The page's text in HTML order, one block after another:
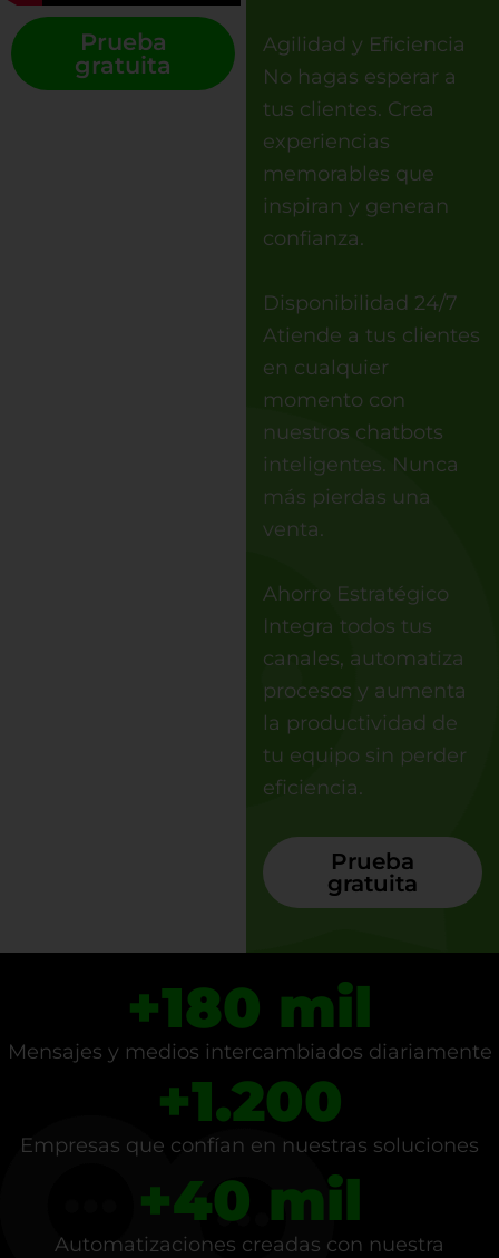
Prueba
gratuita
Agilidad y Eficiencia
No hagas esperar a
tus clientes. Crea
experiencias
memorables que
inspiran y generan
confianza.
Disponibilidad 24/7
Atiende a tus clientes
en cualquier
momento con
nuestros chatbots
inteligentes. Nunca
más pierdas una
venta.
Ahorro Estratégico
Integra todos tus
canales, automatiza
procesos y aumenta
la productividad de
tu equipo sin perder
eficiencia.
Prueba
gratuita
+180 mil
Mensajes y medios intercambiados diariamente
+1.200
Empresas que confían en nuestras soluciones
+40 mil
Automatizaciones creadas con nuestra